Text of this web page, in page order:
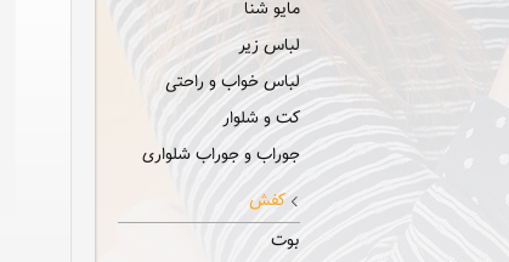
مایو شنا
لباس زیر
لباس خواب و راحتی
کت و شلوار
جوراب و جوراب شلواری
کفش
بوت